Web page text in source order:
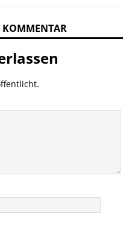
KOMMENTAR